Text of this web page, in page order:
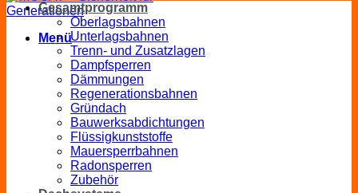
Menü
Gesamtprogramm
Oberlagsbahnen
Unterlagsbahnen
Trenn- und Zusatzlagen
Dampfsperren
Dämmungen
Regenerationsbahnen
Gründach
Bauwerksabdichtungen
Flüssigkunststoffe
Mauersperrbahnen
Radonsperren
Zubehör